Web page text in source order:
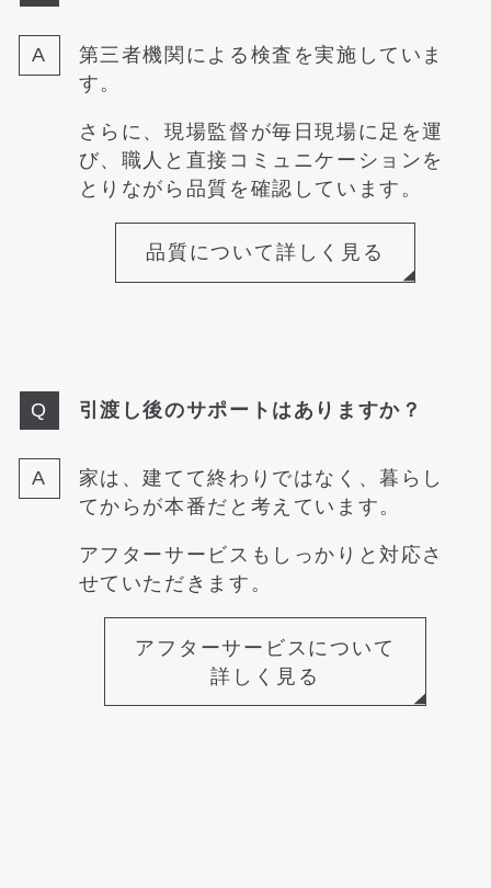
第三者機関による検査を実施していま
す。
さらに、現場監督が毎日現場に足を運
び、職人と直接コミュニケーションを
とりながら品質を確認しています。
品質について詳しく見る
引渡し後のサポートはありますか？
家は、建てて終わりではなく、暮らし
てからが本番だと考えています。
アフターサービスもしっかりと対応さ
せていただきます。
アフターサービスについて
詳しく見る